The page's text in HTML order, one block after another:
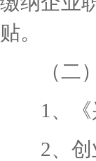
贴。
（二）
1、《兴
2、创业